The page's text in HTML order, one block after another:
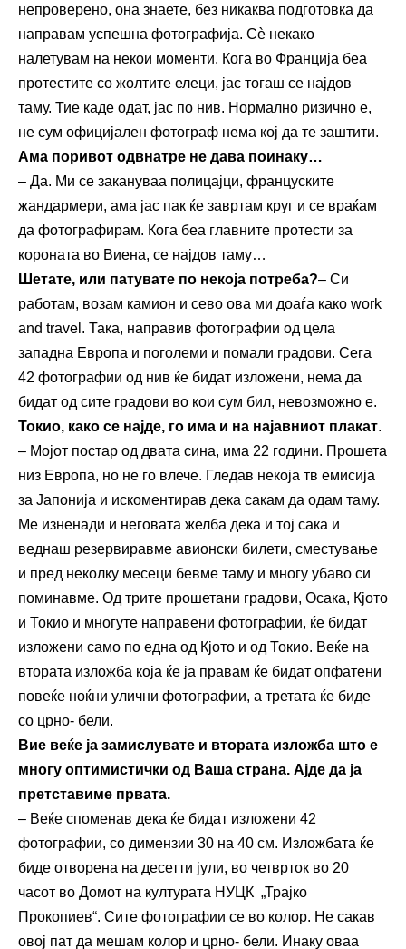
непроверено, она знаете, без никаква подготовка да
направам успешна фотографија. Сѐ некако
налетувам на некои моменти. Кога во Франција беа
протестите со жолтите елеци, јас тогаш се најдов
таму. Тие каде одат, јас по нив. Нормално ризично е,
не сум официјален фотограф нема кој да те заштити.
Ама поривот одвнатре не дава поинаку…
– Да. Ми се закануваа полицајци, француските
жандармери, ама јас пак ќе завртам круг и се враќам
да фотографирам. Кога беа главните протести за
короната во Виена, се најдов таму…
Шетате, или патувате по некоја потреба?– Си
работам, возам камион и сево ова ми доаѓа како work
and travel. Така, направив фотографии од цела
западна Европа и поголеми и помали градови. Сега
42 фотографии од нив ќе бидат изложени, нема да
бидат од сите градови во кои сум бил, невозможно е.
Токио, како се најде, го има и на најавниот плакат.
– Мојот постар од двата сина, има 22 години. Прошета
низ Европа, но не го влече. Гледав некоја тв емисија
за Јапонија и искоментирав дека сакам да одам таму.
Ме изненади и неговата желба дека и тој сака и
веднаш резервиравме авионски билети, сместување
и пред неколку месеци бевме таму и многу убаво си
поминавме. Од трите прошетани градови, Осака, Кјото
и Токио и многуте направени фотографии, ќе бидат
изложени само по една од Кјото и од Токио. Веќе на
втората изложба која ќе ја правам ќе бидат опфатени
повеќе ноќни улични фотографии, а третата ќе биде
со црно- бели.
Вие веќе ја замислувате и втората изложба што е
многу оптимистички од Ваша страна. Ајде да ја
претставиме првата.
– Веќе споменав дека ќе бидат изложени 42
фотографии, со димензии 30 на 40 см. Изложбата ќе
биде отворена на десетти јули, во четврток во 20
часот во Домот на културата НУЦК „Трајко
Прокопиев“. Сите фотографии се во колор. Не сакав
овој пат да мешам колор и црно- бели. Инаку оваа